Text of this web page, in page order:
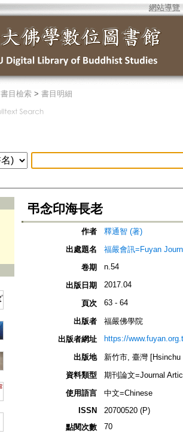
網站導覽
書目檢索 > 書目明細
弔念印海長老
作者
釋通智 (著)
出處題名
福嚴會訊=Fuyan
卷期
n.54
出版日期 2017.04
頁次 63 - 64
出版者
福嚴佛學院
出版者網址
https://
出版地
新竹市, 臺灣 [Hsinchu
資料類型
期刊論文=Journal
使用語言
中文=Chinese
ISSN
20700520 (P)
點閱次數
70